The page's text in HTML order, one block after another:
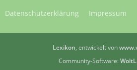
Datenschutzerklärung Impressum
Lexikon, entwickelt von
Community-Software: